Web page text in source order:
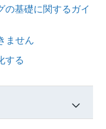
の基礎に関するガイ
ません
する